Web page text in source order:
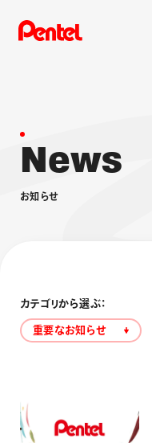
商品を
ブラッ
採用情
運営会
News
お知 らせ
カテゴリから選ぶ：
重要なお知らせ